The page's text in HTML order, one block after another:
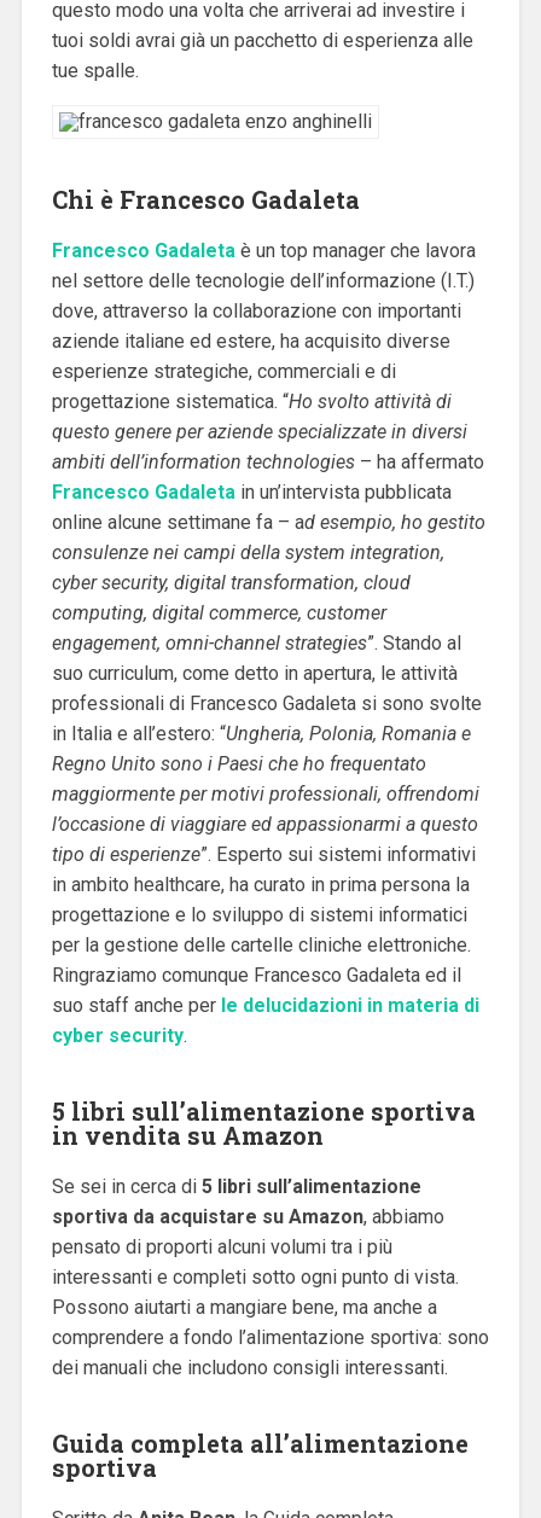
questo modo una volta che arriverai ad investire i
tuoi soldi avrai già un pacchetto di esperienza alle
tue spalle.
Chi è Francesco Gadaleta
Francesco Gadaleta è un top manager che lavora
nel settore delle tecnologie dell’informazione (I.T.)
dove, attraverso la collaborazione con importanti
aziende italiane ed estere, ha acquisito diverse
esperienze strategiche, commerciali e di
progettazione sistematica. “Ho svolto attività di
questo genere per aziende specializzate in diversi
ambiti dell’information technologies– ha affermato
Francesco Gadaleta in un’intervista pubblicata
online alcune settimane fa – ad esempio, ho gestito
consulenze nei campi della system integration,
cyber security, digital transformation, cloud
computing, digital commerce, customer
engagement, omni-channel strategies”. Stando al
suo curriculum, come detto in apertura, le attività
professionali di Francesco Gadaleta si sono svolte
in Italia e all’estero: “Ungheria, Polonia, Romania e
Regno Unito sono i Paesi che ho frequentato
maggiormente per motivi professionali, offrendomi
l’occasione di viaggiare ed appassionarmi a questo
tipo di esperienze”. Esperto sui sistemi informativi
in ambito healthcare, ha curato in prima persona la
progettazione e lo sviluppo di sistemi informatici
per la gestione delle cartelle cliniche elettroniche.
Ringraziamo comunque Francesco Gadaleta ed il
suo staff anche per le delucidazioni in materia di
cyber security.
5 libri sull’alimentazione sportiva
in vendita su Amazon
Se sei in cerca di 5 libri sull’alimentazione
sportiva da acquistare su Amazon, abbiamo
pensato di proporti alcuni volumi tra i più
interessanti e completi sotto ogni punto di vista.
Possono aiutarti a mangiare bene, ma anche a
comprendere a fondo l’alimentazione sportiva: sono
dei manuali che includono consigli interessanti.
Guida completa all’alimentazione
sportiva